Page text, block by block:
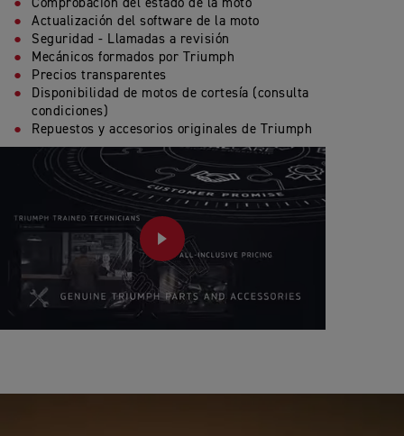
Comprobación del estado de la moto
Actualización del software de la moto
Seguridad - Llamadas a revisión
Mecánicos formados por Triumph
Precios transparentes
Disponibilidad de motos de cortesía (consulta
condiciones)
Repuestos y accesorios originales de Triumph
PLAY